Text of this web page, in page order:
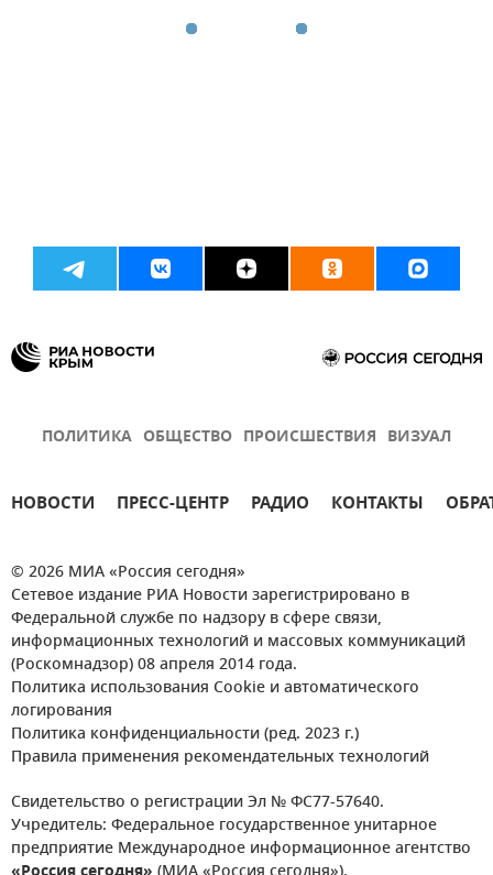
ПОЛИТИКА ОБЩЕСТВО ПРОИСШЕСТВИЯ ВИЗУАЛ
НОВОСТИ ПРЕСС-ЦЕНТР РАДИО КОНТАКТЫ
© 2026 МИА «Россия сегодня»
Сетевое издание РИА Новости зарегистрировано в
Федеральной службе по надзору в сфере связи,
информационных технологий и массовых коммуникаций
(Роскомнадзор) 08 апреля 2014 года.
Политика использования Cookie и автоматического
логирования
Политика конфиденциальности (ред. 2023 г.)
Правила применения рекомендательных технологий
Свидетельство о регистрации Эл № ФС77-57640.
Учредитель: Федеральное государственное унитарное
предприятие Международное информационное агентство